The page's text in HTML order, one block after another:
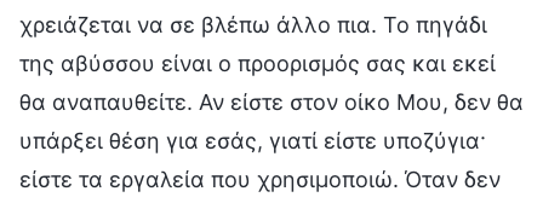
χρειάζεται να σε βλέπω άλλο πια. Το πηγάδι
της αβύσσου είναι ο προορισμός σας και εκεί
θα αναπαυθείτε. Αν είστε στον οίκο Μου, δεν θα
υπάρξει θέση για εσάς, γιατί είστε υποζύγια·
είστε τα εργαλεία που χρησιμοποιώ. Όταν δεν